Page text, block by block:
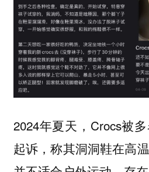
2024年夏天，Crocs被
起诉，称其洞洞鞋在高